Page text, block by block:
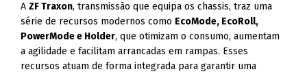
AZF Traxon, transmissão que equipa os chassis, traz uma
série de recursos modernos como EcoMode, EcoRoll,
PowerMode e Holder, que otimizam o consumo, aumentam
a agilidade e facilitam arrancadas em rampas. Esses
recursos atuam de forma integrada para garantir uma